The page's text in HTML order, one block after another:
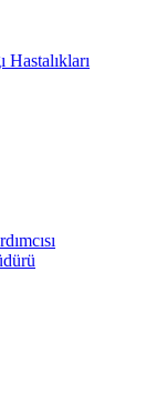
Hastalıkları